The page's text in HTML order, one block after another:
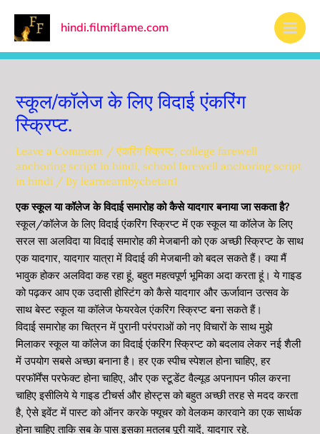
content
hindi.filmiflame.com
Main
स्कूल/कॉलेज के लिए विदाई एंकरिंग
स्क्रिप्ट.
Leave a Comment /एंकरिंग स्क्रिप्ट,college farewell
anchoring script in hindi,school farewell anchoring script
in hindi / Bylearnearnbychetan1
एक स्कूल या कॉलेज के विदाई समारोह को कैसे यादगार बनाया जा सकता है?
स्कूल/कॉलेज के लिए विदाई एंकरिंग स्क्रिप्ट में एक स्कूल या कॉलेज के लिए
सरल सा अलविदा या विदाई समारोह की मेजबानी को एक अच्छी स्क्रिप्ट के साथ
एक यादगार, यादगार यात्रा में विदाई की मेजबानी को बदल सकते हैं। क्या मैं
भावुक होकर अलविदा कह रहा हूं, बहुत महत्वपूर्ण भूमिका अदा करता हूं। ये गाइड
को पढ़कर आप एक उदासी होस्टिंग को कैसे यादगार और ऊर्जावान उत्सव के
साथ बेस्ट स्कूल या कॉलेज फेयरवेल एंकरिंग स्क्रिप्ट बना सकते हैं।
विदाई समारोह का चित्रन में पुरानी परंपराओं को नए विचारों के साथ मुझे
मिलाकर स्कूल या कॉलेज का विदाई एंकरिंग स्क्रिप्ट को बदलाव लेकर नई शैली
में उपयोग सबसे अच्छा बनाना है। हर एक स्पीच स्पेशल होना चाहिए, हर
परफॉर्मेंस परफेक्ट होना चाहिए, और एक स्टूडेंट वैल्यूड अपनापन फील करना
चाहिए इसीलिये ये गाइड टीचर्स और होस्ट्स को बहुत अच्छी तरह से मदद करता
है, ऐसे इवेंट में पास्ट को ऑनर ​​करके फ्यूचर को वेलकम कारवाने का एक सार्थक
होना चाहिए ताकि सब के पास इसका मतलब पूरी यादें, यादगार रहे.